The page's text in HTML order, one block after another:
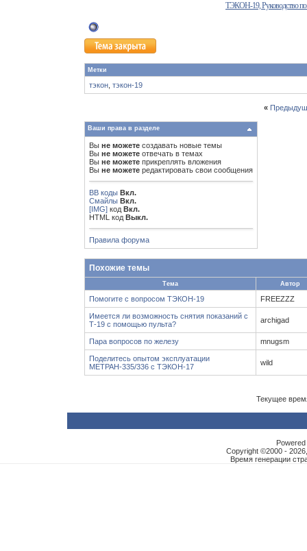
ТЭКОН-19, Руководство по
Метки
тэкон тэкон-19
«
Ваши права в разделе
Вы не можете создавать новые темы
Вы не можете отвечать в темах
Вы не можете прикреплять вложения
Вы не можете редактировать свои сообщения
BB коды Вкл.
Смайлы Вкл.
[IMG] код Вкл.
HTML код Выкл.
Правила форума
Похожие темы
Тема Автор
Помогите с вопросом ТЭКОН-19 FREEZZZ
Имеется ли возможность снятия показаний с
Т-19 с помощью пульта?
archigad
Пара вопросов по железу mnugsm
Поделитесь опытом эксплуатации
МЕТРАН-335/336 с ТЭКОН-17
wild
Текущее
Copyright ©2000 -
Время генерации